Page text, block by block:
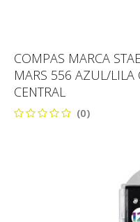
COMPAS MARCA
MARS 556 AZUL/LILA
CENTRAL
(0)